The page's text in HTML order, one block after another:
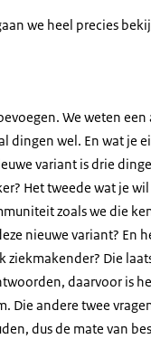
we heel precies
We weten
dingen wel. En wat je
variant is drie
Het tweede wat je
zoals we die
nieuwe variant? En
ziekmakender? Die
daarvoor is
Die andere twee
dus de mate van